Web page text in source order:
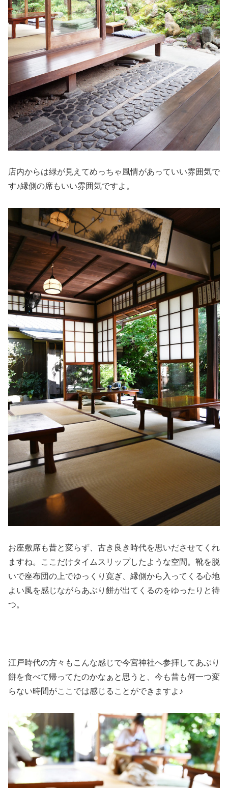
店内からは緑が見えてめっちゃ風情があっていい雰囲気で
す♪縁側の席もいい雰囲気ですよ。
お座敷席も昔と変らず、古き良き時代を思いださせてくれ
ますね。ここだけタイムスリップしたような空間。靴を脱
いで座布団の上でゆっくり寛ぎ、縁側から入ってくる心地
よい風を感じながらあぶり餅が出てくるのをゆったりと待
つ。
江戸時代の方々もこんな感じで今宮神社へ参拝してあぶり
餅を食べて帰ってたのかなぁと思うと、今も昔も何一つ変
らない時間がここでは感じることができますよ♪